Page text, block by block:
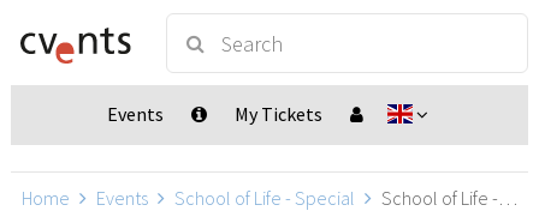
Events My Tickets
Home Events School of Life - Special School of Life - Special, Ahlen (Westf.)